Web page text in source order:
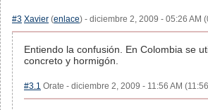
#3 Xavier (enlace) - diciembre 2, 2009 - 05:26 AM
Entiendo la confusión. En Colombia se
concreto y hormigón.
#3.1 Orate - diciembre 2, 2009 - 11:56 AM